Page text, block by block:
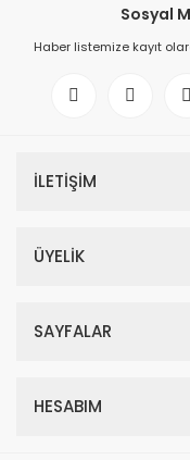
Sosyal
Haber listemize kayıt
İLETİŞİM
ÜYELİK
SAYFALAR
HESABIM